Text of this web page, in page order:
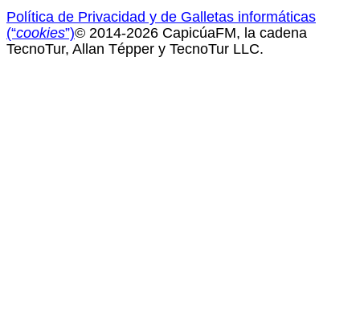
Política de Privacidad y de Galletas informáticas
(“cookies”)© 2014-2026 CapicúaFM, la cadena
TecnoTur, Allan Tépper y TecnoTur LLC.